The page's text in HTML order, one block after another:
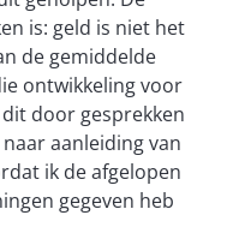
is: geld is niet het
de gemiddelde
ontwikkeling voor
door gesprekken
aanleiding van
ik de afgelopen
gegeven heb